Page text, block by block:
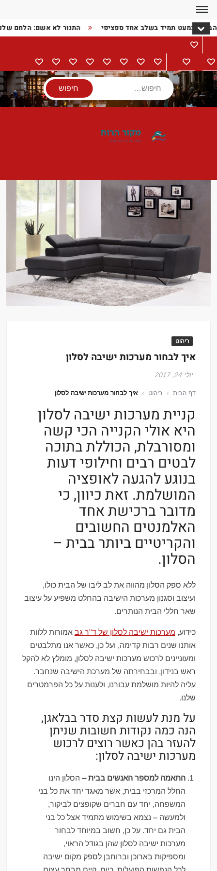
Skip
content
התנור לא אשם: הלחם כמעט תמיד בשלב אחד ספציפי
דף
הבית
מתכונים
בישול הורים
וילדים
מתנותמוצרי
חשמל
טיוליםאודותצור
קשר
מדיניות
פרטיות
הצהרת
נגישות
חיפוש
ריהוט
איך לבחור מערכות ישיבה לסלון
יולי 24, 2017
דף הבית › ריהוט › איך לבחור מערכות ישיבה לסלון
קניית מערכות ישיבה לסלון
היא אולי הקנייה הכי קשה
ומסורבלת, הכוללת בתוכה
לבטים רבים וחילופי דעות
בנוגע להגעה לאופציה
המושלמת. זאת כיוון, כי
מדובר ברכישת אחד
האלמנטים החשובים
והקריטיים ביותר בבית –
הסלון.
ללא ספק הסלון מהווה את לב ליבו של הבית כולו,
ועיצוב וסגנון מערכות הישיבה בהחלט משפיע על עיצוב
שאר חללי הבית הנותרים.
כידוע, מערכות ישיבה לסלון של ד"ר גב אמורות ללוות
אותנו שנים רבות קדימה, ועל כן, כאשר אנו מתלבטים
ומעוניינים לרכוש מערכות ישיבה לסלון, מומלץ לא להקל
ראש בנידון, ובבחירתה של מערכת הישיבה שנחבר.
עליה להיות מושלמת עבורנו, ולענות על כל הפרמטרים
שלנו.
על מנת לעשות קצת סדר בבלאגן,
הנה כמה נקודות חשובות שניתן
להעזר בהן כאשר רוצים לרכוש
מערכות ישיבה לסלון:
התאמה למספר האנשים בבית – הסלון הינו
החלל המרכזי בבית, אשר מאגד יחד את כל בני
המשפחה, יחד עם חברים שקופצים לביקור,
ולמעשה – נצמא בשימוש מתמיד אצל כל בני
הבית גם יחד. על כן, חשוב במיוחד לבחור
מערכות ישיבה לסלון שהן בגודל הראוי,
ומספיקות בארוכן וברוחבן לספק מקום ישיבה